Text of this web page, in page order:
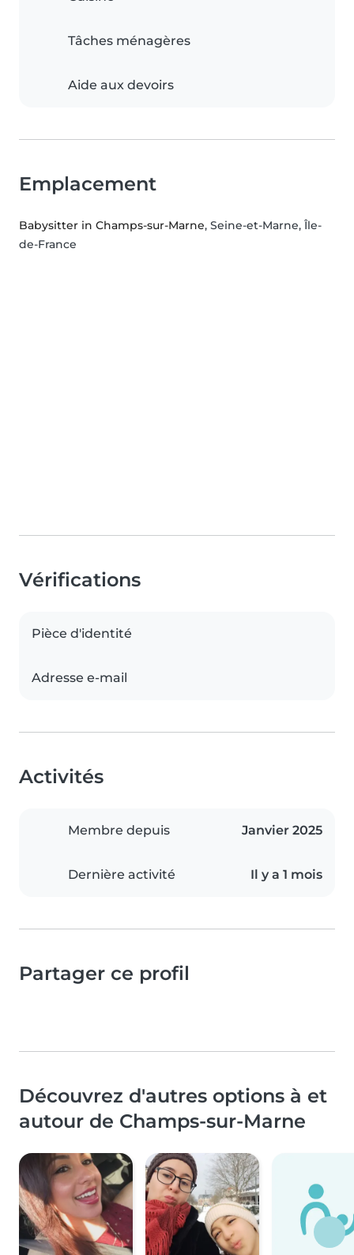
Tâches ménagères
Aide aux devoirs
Emplacement
Babysitter in Champs-sur-Marne, Seine-et-Marne, Île-
de-France
Vérifications
Pièce d'identité
Adresse e-mail
Activités
Membre depuis Janvier 2025
Dernière activité Il y a 1 mois
Partager ce profil
Découvrez d'autres options à et
autour de Champs-sur-Marne